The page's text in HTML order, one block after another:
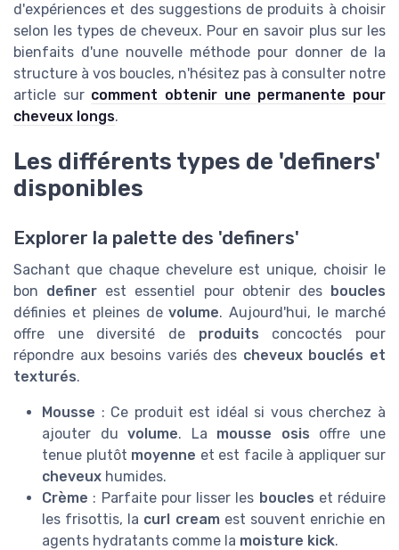
d'expériences et des suggestions de produits à choisir
selon les types de cheveux. Pour en savoir plus sur les
bienfaits d'une nouvelle méthode pour donner de la
structure à vos boucles, n'hésitez pas à consulter notre
article sur comment obtenir une permanente pour
cheveux longs.
Les différents types de 'definers'
disponibles
Explorer la palette des 'definers'
Sachant que chaque chevelure est unique, choisir le
bon definer est essentiel pour obtenir des boucles
définies et pleines devolume. Aujourd'hui, le marché
offre une diversité de produits concoctés pour
répondre aux besoins variés des cheveux bouclés et
texturés.
Mousse : Ce produit est idéal si vous cherchez à
ajouter duvolume. La mousse osis offre une
tenue plutôt moyenne et est facile à appliquer sur
cheveux humides.
Crème : Parfaite pour lisser les boucles et réduire
les frisottis, la curl creamest souvent enrichie en
agents hydratants comme la moisture kick.